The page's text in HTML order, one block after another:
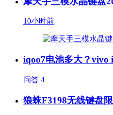
10小时前
iqoo7电池多大？vivo
问答 4
狼蛛F3198无线键盘